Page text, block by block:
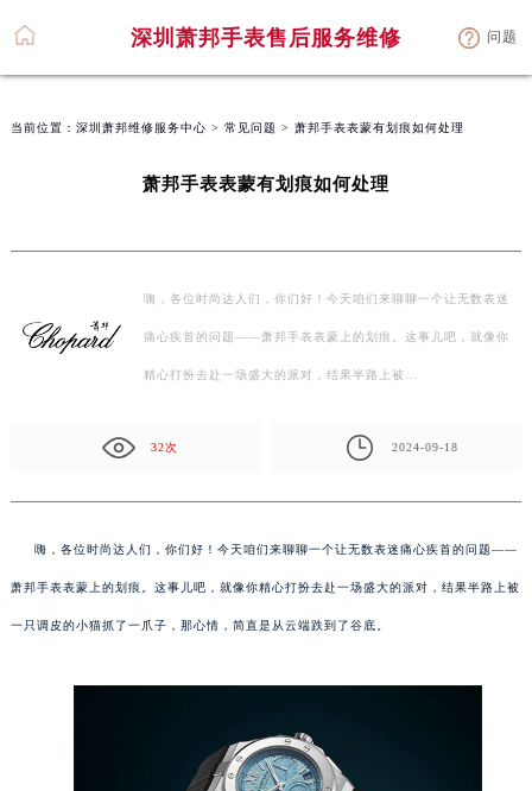
深圳萧邦手表售后服务维修 问题
当前位置： 深圳萧邦维修服务中心 > 常见问题 > 萧邦手表表蒙有划痕如何处理
萧邦手表表蒙有划痕如何处理
嗨，各位时尚达人们，你们好！今天咱们来聊聊一个让无数表迷
痛心疾首的问题——萧邦手表表蒙上的划痕。这事儿吧，就像你
精心打扮去赴一场盛大的派对，结果半路上被…
32次 2024-09-18
嗨，各位时尚达人们，你们好！今天咱们来聊聊一个让无数表迷痛心疾首的问题——
萧邦手表表蒙上的划痕。这事儿吧，就像你精心打扮去赴一场盛大的派对，结果半路上被
一只调皮的小猫抓了一爪子，那心情，简直是从云端跌到了谷底。